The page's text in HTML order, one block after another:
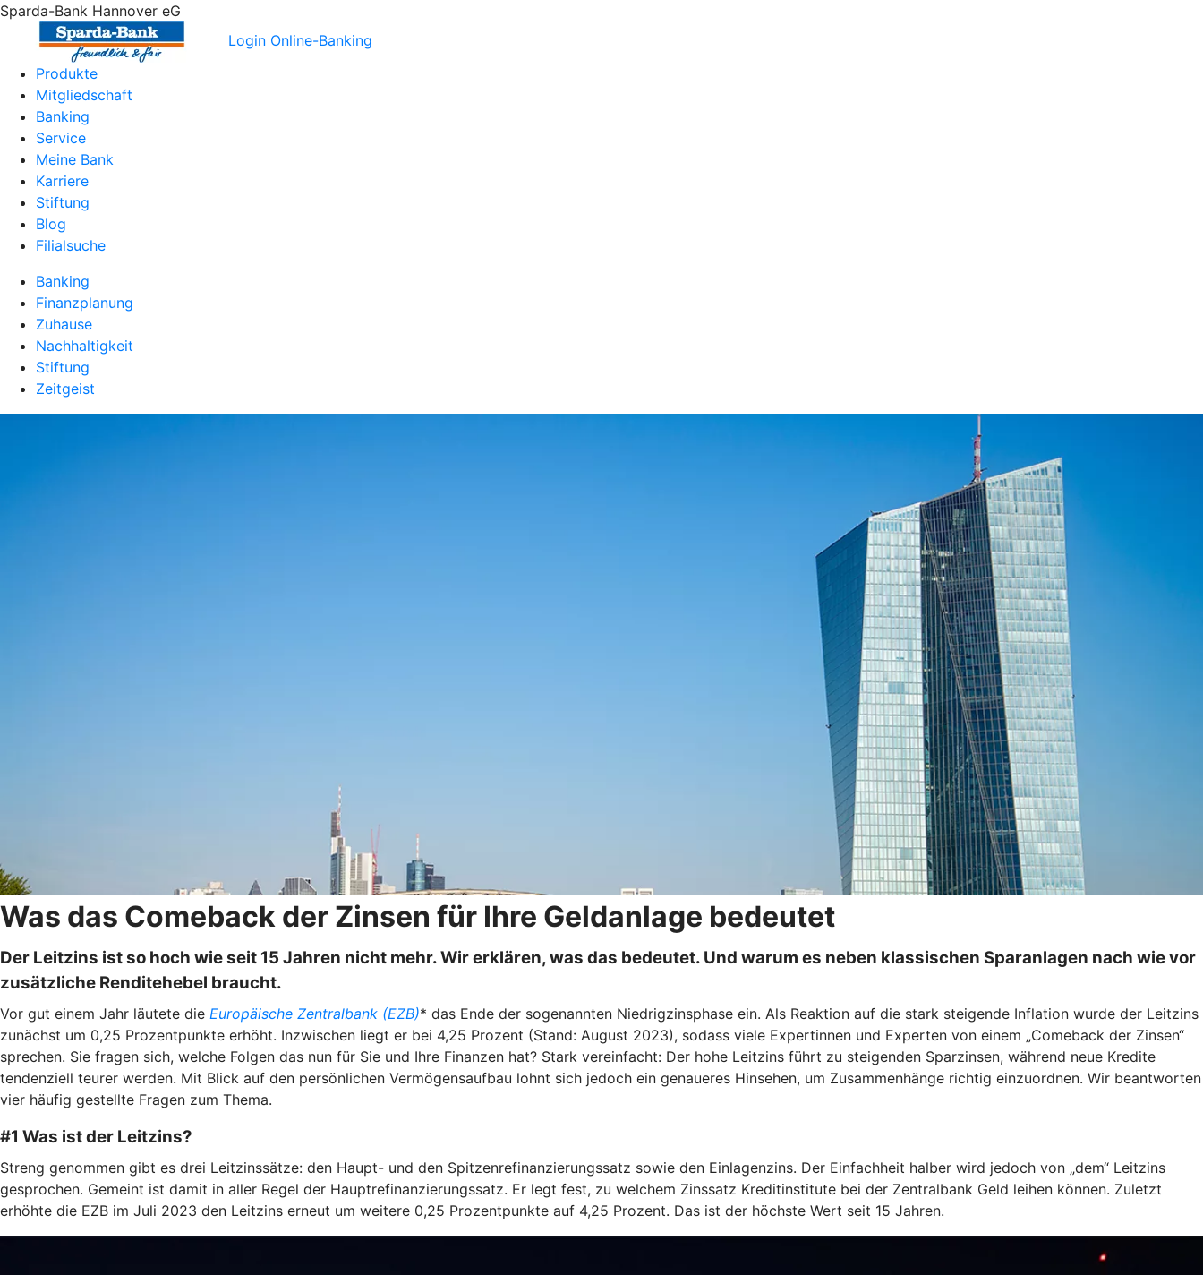
Sparda-Bank Hannover eG
Login Online-Banking
Produkte
Mitgliedschaft
Banking
Service
Meine Bank
Karriere
Stiftung
Blog
Filialsuche
Banking
Finanzplanung
Zuhause
Nachhaltigkeit
Stiftung
Zeitgeist
Was das Comeback der Zinsen für Ihre Geldanlage bedeutet
Der Leitzins ist so hoch wie seit 15 Jahren nicht mehr. Wir erklären, was das bedeutet. Und warum es neben klassischen Sparanlagen nach wie vor
zusätzliche Renditehebel braucht.
Vor gut einem Jahr läutete die Europäische Zentralbank (EZB)* das Ende der sogenannten Niedrigzinsphase ein. Als Reaktion auf die stark steigende Inflation wurde der Leitzins
zunächst um 0,25 Prozentpunkte erhöht. Inzwischen liegt er bei 4,25 Prozent (Stand: August 2023), sodass viele Expertinnen und Experten von einem „Comeback der Zinsen“
sprechen. Sie fragen sich, welche Folgen das nun für Sie und Ihre Finanzen hat? Stark vereinfacht: Der hohe Leitzins führt zu steigenden Sparzinsen, während neue Kredite
tendenziell teurer werden. Mit Blick auf den persönlichen Vermögensaufbau lohnt sich jedoch ein genaueres Hinsehen, um Zusammenhänge richtig einzuordnen. Wir beantworten
vier häufig gestellte Fragen zum Thema.
#1 Was ist der Leitzins?
Streng genommen gibt es drei Leitzinssätze: den Haupt- und den Spitzenrefinanzierungssatz sowie den Einlagenzins. Der Einfachheit halber wird jedoch von „dem“ Leitzins
gesprochen. Gemeint ist damit in aller Regel der Hauptrefinanzierungssatz. Er legt fest, zu welchem Zinssatz Kreditinstitute bei der Zentralbank Geld leihen können. Zuletzt
erhöhte die EZB im Juli 2023 den Leitzins erneut um weitere 0,25 Prozentpunkte auf 4,25 Prozent. Das ist der höchste Wert seit 15 Jahren.